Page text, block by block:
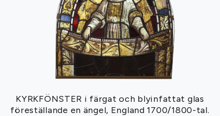
KYRKFÖNSTER i färgat och blyinfattat glas
föreställande en ängel, England 1700/1800-tal.